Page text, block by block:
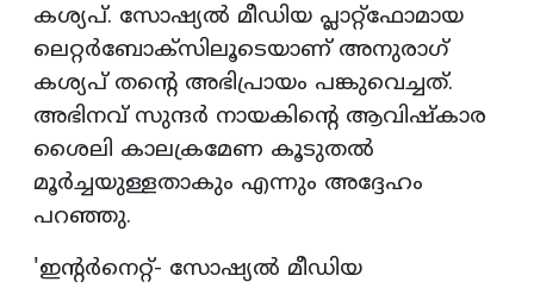
കശ്യപ്. സോഷ്യല്‍ മീഡിയ പ്ലാറ്റ്ഫോമായ
ലെറ്റര്‍ബോക്‌സിലൂടെയാണ് അനുരാഗ്
കശ്യപ് തന്റെ അഭിപ്രായം പങ്കുവെച്ചത്.
അഭിനവ് സുന്ദര്‍ നായകിന്റെ ആവിഷ്‌കാര
ശൈലി കാലക്രമേണ കൂടുതല്‍
മൂര്‍ച്ചയുള്ളതാകും എന്നും അദ്ദേഹം
പറഞ്ഞു.
'ഇന്റര്‍നെറ്റ്- സോഷ്യല്‍ മീഡിയ